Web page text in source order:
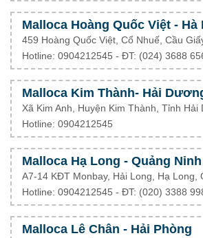
Malloca Hoàng Quốc Việt - Hà
459 Hoàng Quốc Việt, Cổ Nhuế, Cầu
Hotline: 0904212545 - ĐT: (024) 3688
Malloca Kim Thành- Hải
Xã Kim Anh, Huyện Kim Thành, Tỉnh Hải
Hotline: 0904212545
Malloca Hạ Long - Quảng Ninh
A7-14 KĐT Monbay, Hải Long, Hạ Long,
Hotline: 0904212545 - ĐT: (020) 3388
Malloca Lê Chân - Hải Phòng